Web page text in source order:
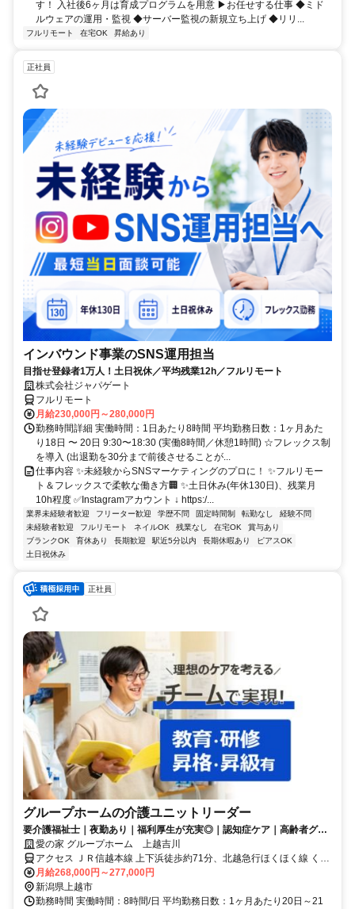
す！ 入社後6ヶ月は育成プログラムを用意 ▶お任せする仕事 ◆ミド
ルウェアの運用・監視 ◆サーバー監視の新規立ち上げ ◆リリ...
フルリモート 在宅OK 昇給あり
正社員
インバウンド事業のSNS運用担当
目指せ登録者1万人！土日祝休／平均残業12h／フルリモート
株式会社ジャパゲート
フルリモート
月給230,000円～280,000円
勤務時間詳細 実働時間：1日あたり8時間 平均勤務日数：1ヶ月あた
り18日 〜 20日 9:30〜18:30 (実働8時間／休憩1時間) ☆フレックス制
を導入 (出退勤を30分まで前後させることが...
仕事内容 ✨未経験からSNSマーケティングのプロに！ ✨フルリモー
ト＆フレックスで柔軟な働き方🏢 ✨土日休み(年休130日)、残業月
10h程度 ✅Instagramアカウント ↓ https:/...
業界未経験者歓迎 フリーター歓迎 学歴不問 固定時間制 転勤なし
経験不問
未経験者歓迎
フルリモート ネイルOK 残業なし 在宅OK
賞与あり
ブランクOK
育休あり 長期歓迎 駅近5分以内 長期休暇あり
ピアスOK
土日祝休み
正社員
グループホームの介護ユニットリーダー
要介護福祉士｜夜勤あり｜福利厚生が充実◎｜認知症ケア｜高齢者グル
ープホーム
愛の家 グループホーム 上越吉川
アクセス ＪＲ信越本線 上下浜徒歩約71分、北越急行ほくほく線 くび
き徒歩約72分、ＪＲ信越本線 柿崎徒歩約86分 吉川区総合事務所より
徒歩5分
月給268,000円～277,000円
新潟県上越市
勤務時間 実働時間：8時間/日 平均勤務日数：1ヶ月あたり20日～21